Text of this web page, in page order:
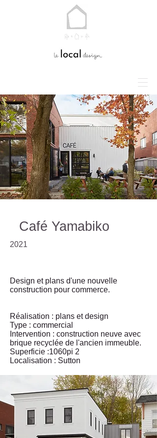
Café Yamabiko
2021
Design et plans d'une nouvelle
construction pour commerce.
Réalisation : plans et design
Type : commercial
Intervention : construction neuve avec
brique recyclée de l'ancien immeuble.
Superficie :1060pi 2
Localisation : Sutton